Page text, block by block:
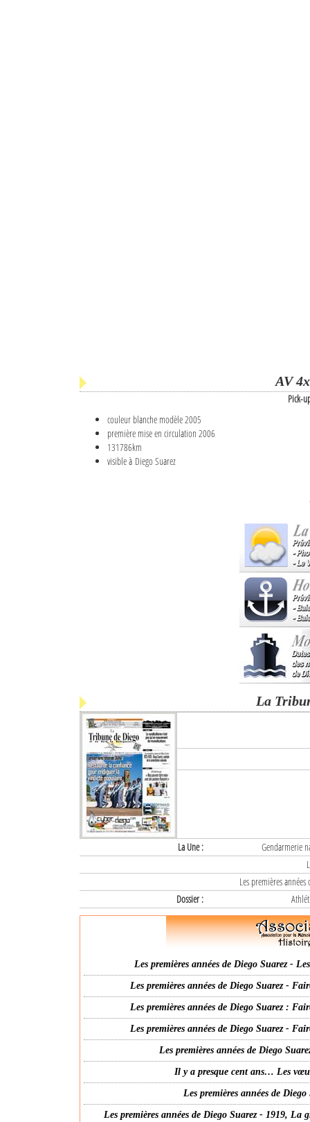
AV
Pick-
couleur blanche modèle 2005
première mise en circulation 2006
131786km
visible à Diego Suarez
La
La Une :
Gendarmerie
Les premières
Dossier :
Les premières années de Diego Suarez -
Les premières années de Diego Suarez -
Les premières années de Diego Suarez :
Les premières années de Diego Suarez -
Les premières années de Diego
Il y a presque cent ans… Les
Les premières années de
Les premières années de Diego Suarez - 1919,